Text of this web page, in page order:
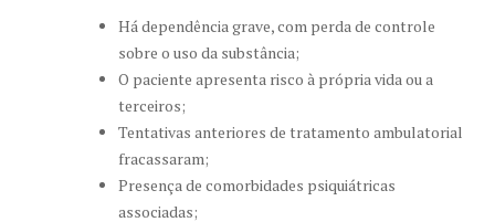
Há dependência grave, com perda de controle
sobre o uso da substância;
O paciente apresenta risco à própria vida ou a
terceiros;
Tentativas anteriores de tratamento ambulatorial
fracassaram;
Presença de comorbidades psiquiátricas
associadas;